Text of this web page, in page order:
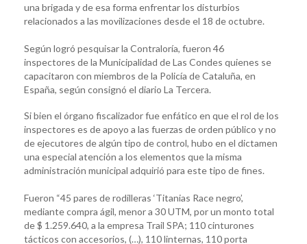
una brigada y de esa forma enfrentar los disturbios
relacionados a las movilizaciones desde el 18 de octubre.
Según logró pesquisar la Contraloría, fueron 46
inspectores de la Municipalidad de Las Condes quienes se
capacitaron con miembros de la Policía de Cataluña, en
España, según consignó el diario La Tercera.
Si bien el órgano fiscalizador fue enfático en que el rol de los
inspectores es de apoyo a las fuerzas de orden público y no
de ejecutores de algún tipo de control, hubo en el dictamen
una especial atención a los elementos que la misma
administración municipal adquirió para este tipo de fines.
Fueron “45 pares de rodilleras ‘Titanias Race negro’,
mediante compra ágil, menor a 30 UTM, por un monto total
de $ 1.259.640, a la empresa Trail SPA; 110 cinturones
tácticos con accesorios, (…), 110 linternas, 110 porta